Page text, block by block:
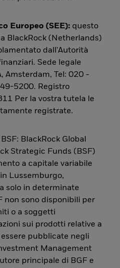
Europeo (SEE): questo
BlackRock (Netherlands)
dall'Autorità
Sede legale
Amsterdam, Tel: 020 -
5200. Registro
Per la vostra tutela le
registrate.
BlackRock Global
Strategic Funds (BSF)
a capitale variabile
Lussemburgo,
solo in determinate
non sono disponibili per
o a soggetti
sui prodotti relative a
essere pubblicate negli
Management
principale di BGF e